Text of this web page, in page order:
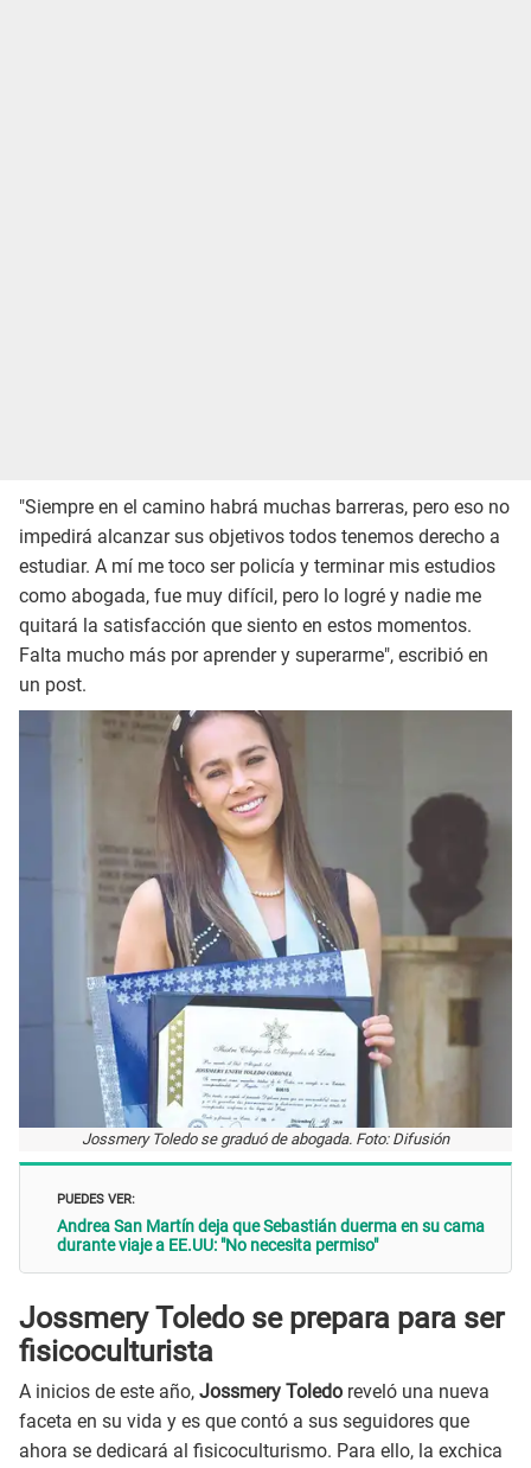
"Siempre en el camino habrá muchas barreras, pero eso no
impedirá alcanzar sus objetivos todos tenemos derecho a
estudiar. A mí me toco ser policía y terminar mis estudios
como abogada, fue muy difícil, pero lo logré y nadie me
quitará la satisfacción que siento en estos momentos.
Falta mucho más por aprender y superarme", escribió en
un post.
Jossmery Toledo se graduó de abogada. Foto: Difusión
PUEDES VER:
Andrea San Martín deja que Sebastián duerma en su cama
durante viaje a EE.UU: "No necesita permiso"
Jossmery Toledo se prepara para ser
fisicoculturista
A inicios de este año, Jossmery Toledo reveló una nueva
faceta en su vida y es que contó a sus seguidores que
ahora se dedicará al fisicoculturismo. Para ello, la exchica